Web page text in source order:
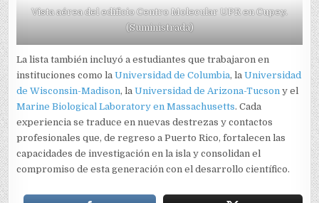
Vista aérea del edificio Centro Molecular UPR en Cupey.
(Suministrada)
La lista también incluyó a estudiantes que trabajaron en
instituciones como laUniversidad de Columbia, laUniversidad
de Wisconsin-Madison, laUniversidad de Arizona-Tucson y el
Marine Biological Laboratory en Massachusetts. Cada
experiencia se traduce en nuevas destrezas y contactos
profesionales que, de regreso a Puerto Rico, fortalecen las
capacidades de investigación en la isla y consolidan el
compromiso de esta generación con el desarrollo científico.